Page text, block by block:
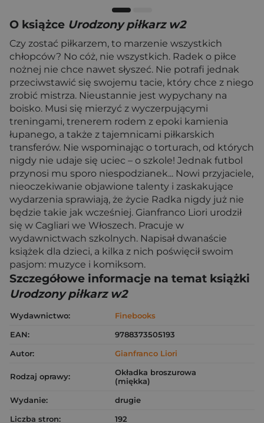
O książce Urodzony piłkarz w2
Czy zostać piłkarzem, to marzenie wszystkich
chłopców? No cóż, nie wszystkich. Radek o piłce
nożnej nie chce nawet słyszeć. Nie potrafi jednak
przeciwstawić się swojemu tacie, który chce z niego
zrobić mistrza. Nieustannie jest wypychany na
boisko. Musi się mierzyć z wyczerpującymi
treningami, trenerem rodem z epoki kamienia
łupanego, a także z tajemnicami piłkarskich
transferów. Nie wspominając o torturach, od których
nigdy nie udaje się uciec – o szkole! Jednak futbol
przynosi mu sporo niespodzianek... Nowi przyjaciele,
nieoczekiwanie objawione talenty i zaskakujące
wydarzenia sprawiają, że życie Radka nigdy już nie
będzie takie jak wcześniej. Gianfranco Liori urodził
się w Cagliari we Włoszech. Pracuje w
wydawnictwach szkolnych. Napisał dwanaście
książek dla dzieci, a kilka z nich poświęcił swoim
pasjom: muzyce i komiksom.
Szczegółowe informacje na temat książki
Urodzony piłkarz w2
Wydawnictwo:
Finebooks
EAN:
9788373505193
Autor:
Gianfranco Liori
Rodzaj oprawy:
Okładka broszurowa
(miękka)
Wydanie:
drugie
Liczba stron:
192